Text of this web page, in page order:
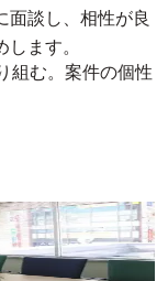
面談し、相性が良
ます。
組む。案件の個性